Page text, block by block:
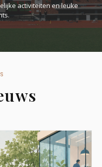
activiteiten en leuke